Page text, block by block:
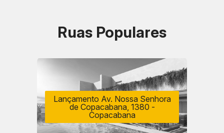
Ruas Populares
Lançamento Av. Nossa Senhora
de Copacabana, 1380 -
Copacabana